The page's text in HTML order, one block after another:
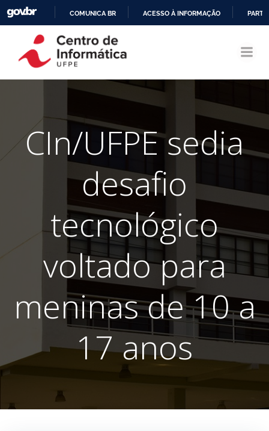
CONTEÚDO
COMUNICA BR ACESSO À INFORMAÇÃO
CIn/UFPE sedia
desafio
tecnológico
voltado para
meninas de 10 a
17 anos